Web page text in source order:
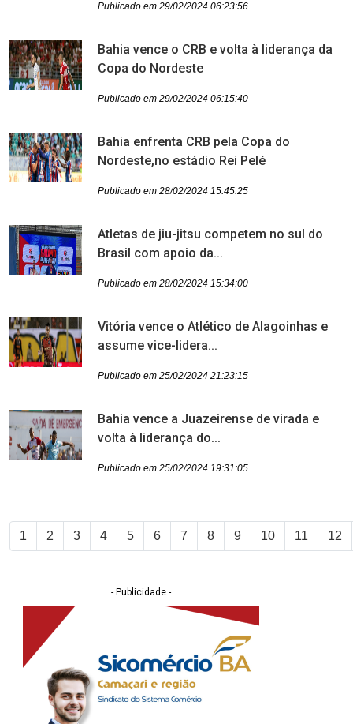
Publicado em 29/02/2024 06:23:56
Bahia vence o CRB e volta à liderança da
Copa do Nordeste
Publicado em 29/02/2024 06:15:40
Bahia enfrenta CRB pela Copa do
Nordeste,no estádio Rei Pelé
Publicado em 28/02/2024 15:45:25
Atletas de jiu-jitsu competem no sul do
Brasil com apoio da...
Publicado em 28/02/2024 15:34:00
Vitória vence o Atlético de Alagoinhas e
assume vice-lidera...
Publicado em 25/02/2024 21:23:15
Bahia vence a Juazeirense de virada e
volta à liderança do...
Publicado em 25/02/2024 19:31:05
1 2 3 4 5 6 7 8 9 10 11 12
- Publicidade -